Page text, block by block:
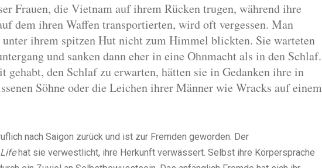
Frauen, die Vietnam auf ihrem Rücken trugen, während ihre
dem ihren Waffen transportierten, wird oft vergessen. Man
ihrem spitzen Hut nicht zum Himmel blickten. Sie warteten
und sanken dann eher in eine Ohnmacht als in den Schlaf.
gehabt, den Schlaf zu erwarten, hätten sie in Gedanken ihre in
Söhne oder die Leichen ihrer Männer wie Wracks auf einem
nach Saigon zurück und ist zur Fremden geworden. Der
hat sie verwestlicht, ihre Herkunft verwässert. Selbst ihre Körpersprache